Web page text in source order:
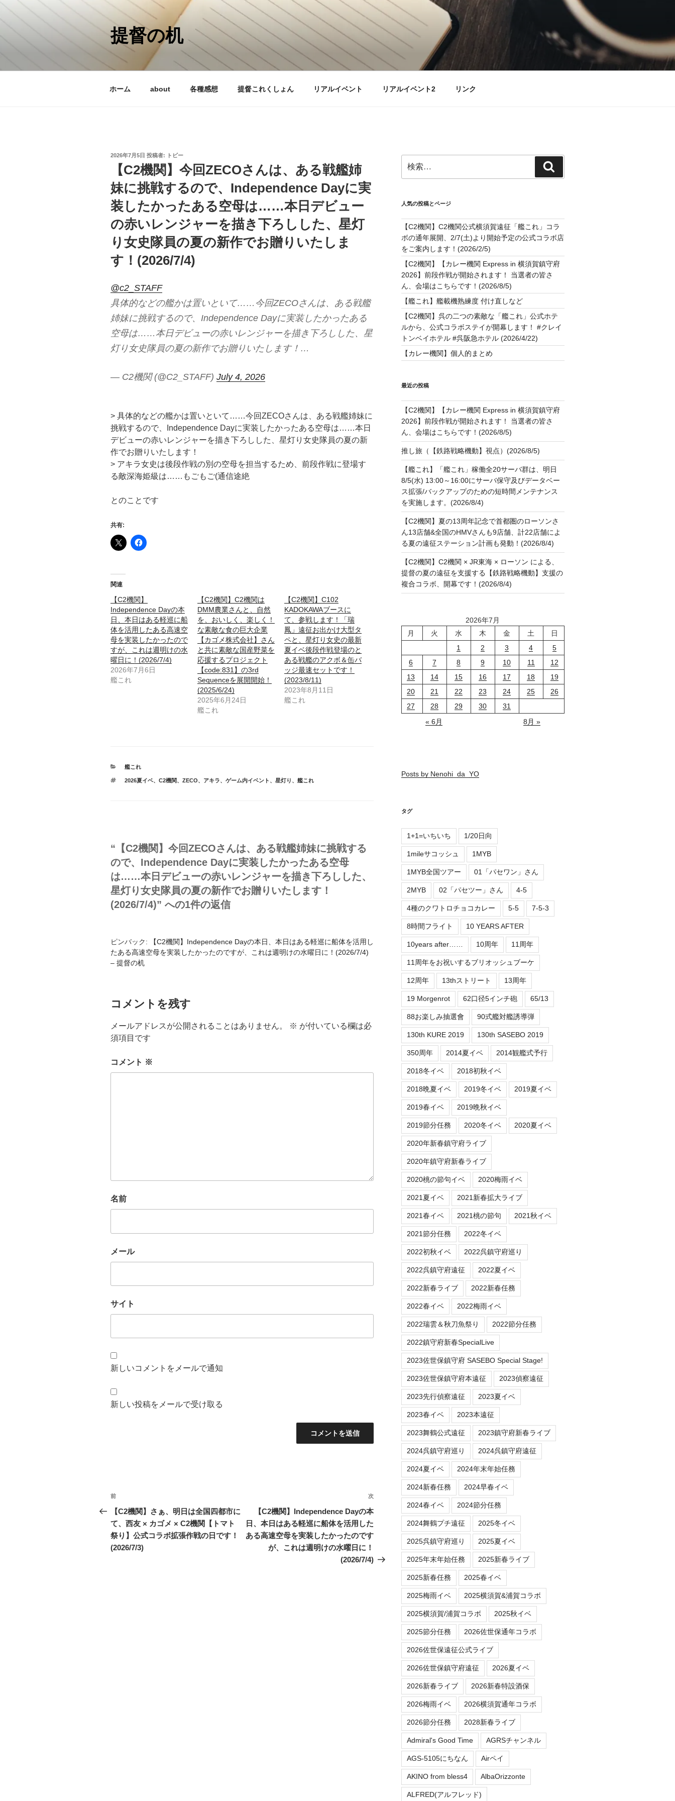
ン
提督の机
ホーム about 各種感想 提督これくしょん リアルイベント リアルイベント2 リンク
投
2026年7月5日 投稿者: トビー
【C2機関】今回ZECOさんは、ある戦艦姉
妹に挑戦するので、Independence Dayに実
装したかったある空母は……本日デビュー
の赤いレンジャーを描き下ろしした、星灯
り女史隊員の夏の新作でお贈りいたしま
す！(2026/7/4)
@c2_STAFF
具体的などの艦かは置いといて……今回ZECOさんは、ある戦艦
姉妹に挑戦するので、Independence Dayに実装したかったある
空母は……本日デビューの赤いレンジャーを描き下ろしした、星
灯り女史隊員の夏の新作でお贈りいたします！…
— C2機関 (@C2_STAFF) July 4, 2026
> 具体的などの艦かは置いといて……今回ZECOさんは、ある戦艦姉妹に
挑戦するので、Independence Dayに実装したかったある空母は……本日
デビューの赤いレンジャーを描き下ろしした、星灯り女史隊員の夏の新
作でお贈りいたします！
> アキラ女史は後段作戦の別の空母を担当するため、前段作戦に登場す
る敵深海姫級は……もごもご(通信途絶
とのことです
共有:
関連
【C2機関】
Independence Dayの本
日、本日はある軽巡に船
体を活用したある高速空
母を実装したかったので
すが、これは週明けの水
曜日に！(2026/7/4)
2026年7月6日
艦これ
【C2機関】C2機関は
DMM農業さんと、自然
を、おいしく、楽しく！
な素敵な食の巨大企業
【カゴメ株式会社】さん
と共に素敵な国産野菜を
応援するプロジェクト
【code:831】の3rd
Sequenceを展開開始！
(2025/6/24)
2025年6月24日
艦これ
【C2機関】C102
KADOKAWAブースに
て、参戦します！「瑞
鳳」遠征お出かけ大型タ
ペと、星灯り女史の最新
夏イベ後段作戦登場のと
ある戦艦のアクボ＆缶バ
ッジ最速セットです！
(2023/8/11)
2023年8月11日
艦これ
カ
ゴ
艦これ
タ
2026夏イベ、 C2機関、 ZECO、 アキラ、 ゲーム内イベント 、 星灯り 、 艦これ
“【C2機関】今回ZECOさんは、ある戦艦姉妹に挑戦する
ので、Independence Dayに実装したかったある空母
は……本日デビューの赤いレンジャーを描き下ろしした、
星灯り女史隊員の夏の新作でお贈りいたします！
(2026/7/4)” への1件の返信
ピンバック:
【C2機関】Independence Dayの本日、本日はある軽巡に船体を活用し
たある高速空母を実装したかったのですが、これは週明けの水曜日に！(2026/7/4)
– 提督の机
コメントを残す
メールアドレスが公開されることはありません。 ※ が付いている欄は必
須項目です
コメント ※
名前
メール
サイト
新しいコメントをメールで通知
新しい投稿をメールで受け取る
投
稿
ナ
ビ
前
の
投
稿
前
【C2機関】さぁ、明日は全国四都市に
て、西友 × カゴメ × C2機関【トマト
祭り】公式コラボ拡張作戦の日です！
(2026/7/3)
次
の
稿
次
【C2機関】Independence Dayの本
日、本日はある軽巡に船体を活用した
ある高速空母を実装したかったのです
が、これは週明けの水曜日に！
(2026/7/4)
索:
索
人気の投稿とページ
【C2機関】C2機関公式横須賀遠征「艦これ」コラ
ボの通年展開、2/7(土)より開始予定の公式コラボ店
をご案内します！(2026/2/5)
【C2機関】【カレー機関 Express in 横須賀鎮守府
2026】前段作戦が開始されます！ 当選者の皆さ
ん、会場はこちらです！(2026/8/5)
【艦これ】艦載機熟練度 付け直しなど
【C2機関】呉の二つの素敵な「艦これ」公式ホテ
ルから、公式コラボステイが開幕します！ #クレイ
トンベイホテル #呉阪急ホテル (2026/4/22)
【カレー機関】個人的まとめ
最近の投稿
【C2機関】【カレー機関 Express in 横須賀鎮守府
2026】前段作戦が開始されます！ 当選者の皆さ
ん、会場はこちらです！(2026/8/5)
推し旅（【鉄路戦略機動】視点）(2026/8/5)
【艦これ】「艦これ」稼働全20サーバ群は、明日
8/5(水) 13:00～16:00にサーバ保守及びデータベー
ス拡張/バックアップのための短時間メンテナンス
を実施します。(2026/8/4)
【C2機関】夏の13周年記念で首都圏のローソンさ
ん13店舗&全国のHMVさんも9店舗、計22店舗によ
る夏の遠征ステーション計画も発動！(2026/8/4)
【C2機関】C2機関 × JR東海 × ローソン による、
提督の夏の遠征を支援する【鉄路戦略機動】支援の
複合コラボ、開幕です！(2026/8/4)
2026年7月
月
火 水 木 金 土
日
1
2 3 4
5
6
7 8 9 10 11
12
13
14 15 16 17 18
19
20
21 22 23 24 25
26
27
28 29 30
31
« 6月
8月 »
Posts by Nenohi_da_YO
タグ
1+1=いちいち 1/20日向
1mileサコッシュ 1MYB
1MYB全国ツアー 01「パセワン」さん
2MYB 02「パセツー」さん 4-5
4種のクワトロチョコカレー 5-5 7-5-3
8時間フライト 10 YEARS AFTER
10years after…… 10周年 11周年
11周年をお祝いするブリオッシュブーケ
12周年 13thストリート 13周年
19 Morgenrot 62口径5インチ砲 65/13
88お楽しみ抽選會 90式艦対艦誘導弾
130th KURE 2019 130th SASEBO 2019
350周年 2014夏イベ 2014観艦式予行
2018冬イベ 2018初秋イベ
2018晩夏イベ 2019冬イベ 2019夏イベ
2019春イベ 2019晩秋イベ
2019節分任務 2020冬イベ 2020夏イベ
2020年新春鎮守府ライブ
2020年鎮守府新春ライブ
2020桃の節句イベ 2020梅雨イベ
2021夏イベ 2021新春拡大ライブ
2021春イベ 2021桃の節句 2021秋イベ
2021節分任務 2022冬イベ
2022初秋イベ 2022呉鎮守府巡り
2022呉鎮守府遠征 2022夏イベ
2022新春ライブ 2022新春任務
2022春イベ 2022梅雨イベ
2022瑞雲＆秋刀魚祭り 2022節分任務
2022鎮守府新春SpecialLive
2023佐世保鎮守府 SASEBO Special Stage!
2023佐世保鎮守府本遠征 2023偵察遠征
2023先行偵察遠征 2023夏イベ
2023春イベ 2023本遠征
2023舞鶴公式遠征 2023鎮守府新春ライブ
2024呉鎮守府巡り 2024呉鎮守府遠征
2024夏イベ 2024年末年始任務
2024新春任務 2024早春イベ
2024春イベ 2024節分任務
2024舞鶴プチ遠征 2025冬イベ
2025呉鎮守府巡り 2025夏イベ
2025年末年始任務 2025新春ライブ
2025新春任務 2025春イベ
2025梅雨イベ 2025横須賀&浦賀コラボ
2025横須賀/浦賀コラボ 2025秋イベ
2025節分任務 2026佐世保通年コラボ
2026佐世保遠征公式ライブ
2026佐世保鎮守府遠征 2026夏イベ
2026新春ライブ 2026新春特設酒保
2026梅雨イベ 2026横須賀通年コラボ
2026節分任務 2028新春ライブ
Admiral's Good Time AGRSチャンネル
AGS-5105にちなん Airペイ
AKINO from bless4 AlbaOrizzonte
ALFRED(アルフレッド)